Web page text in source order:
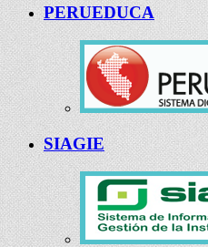
PERUEDUCA
SIAGIE